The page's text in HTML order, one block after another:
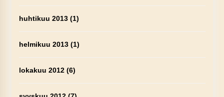
huhtikuu 2013(1)
helmikuu 2013(1)
lokakuu 2012(6)